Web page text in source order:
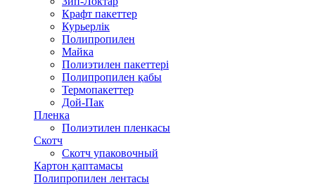
Крафт пакеттер
Курьерлік
Полипропилен
Майка
Полиэтилен пакеттері
Полипропилен қабы
Термопакеттер
Дой-Пак
Пленка
Полиэтилен пленкасы
Скотч
Скотч упаковочный
Картон қаптамасы
Полипропилен лентасы